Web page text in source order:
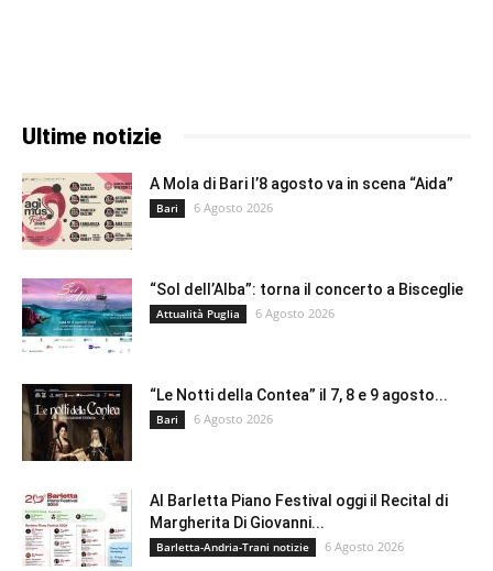
Ultime notizie
A Mola di Bari l’8 agosto va in scena “Aida”
Bari 6 Agosto 2026
“Sol dell’Alba”: torna il concerto a Bisceglie
Attualità Puglia 6 Agosto 2026
“Le Notti della Contea” il 7, 8 e 9 agosto...
Bari 6 Agosto 2026
Al Barletta Piano Festival oggi il Recital di
Margherita Di Giovanni...
Barletta-Andria-Trani notizie 6 Agosto 2026